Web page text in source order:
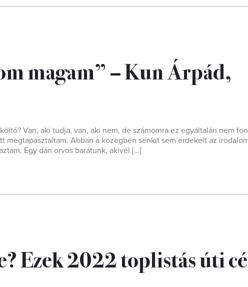
magam” – Kun Árpád,
Van, aki tudja, van, aki nem, de számomra ez egyáltalán nem
megtapasztaltam. Abban a közegben senkit sem érdekelt az
Egy dán orvos barátunk, akivel […]
Ezek 2022 toplistás úti